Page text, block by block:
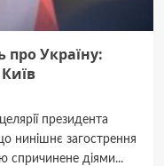
про Україну:
президента
нинішнє загострення
спричинене діями...